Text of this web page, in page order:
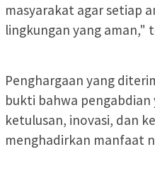
masyarakat agar setiap
lingkungan yang aman,"
Penghargaan yang
bukti bahwa
ketulusan, inovasi, dan
menghadirkan manfaat